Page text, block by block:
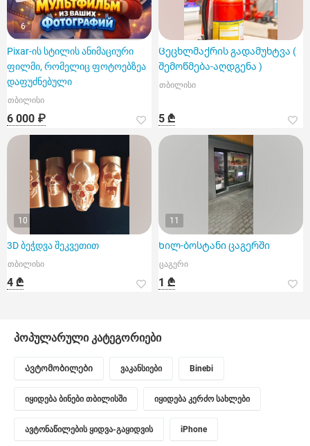
6
Pixar-ის სტილის ანიმაციური
ფილმი, რომელიც ფოტოებზეა
დაფუძნებული
თბილისი
6 000 ₽
Ცეცხლმაქრის გადამუხტვა (
შემოწმება-აღდგენა )
თბილისი
5 ₾
10
3D ბეჭდვა შეკვეთით
თბილისი
4 ₾
11
Ხილ-ბოსტანი ცაგერში
ცაგერი
1 ₾
პოპულარული კატეგორიები
Ავტომობილები ვაკანსიები Binebi
იყიდება ბინები თბილისში იყიდება კერძო სახლები
ავტონაწილების ყიდვა-გაყიდვის iPhone